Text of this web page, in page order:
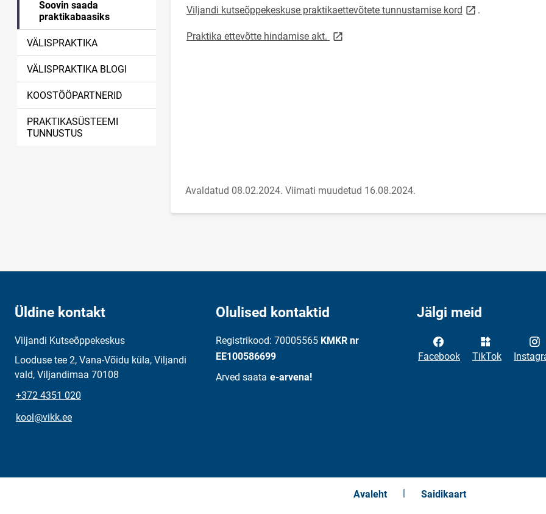
Soovin saada
praktikabaasiks
VÄLISPRAKTIKA
VÄLISPRAKTIKA BLOGI
KOOSTÖÖPARTNERID
PRAKTIKASÜSTEEMI
TUNNUSTUS
Viljandi kutseõppekeskuse praktikaettevõtete tunnustamise kord link opens on new
.
Praktika ettevõtte hindamise akt. link opens on new page
Avaldatud 08.02.2024. Viimati muudetud 16.08.2024.
Üldine kontakt
Viljandi Kutseõppekeskus
Looduse tee 2, Vana-Võidu küla, Viljandi
vald, Viljandimaa 70108
+372 4351 020
kool@vikk.ee
Olulised kontaktid
Registrikood: 70005565 KMKR nr
EE100586699
Arved saata e-arvena!
Jälgi meid
Facebook TikTok
Avaleht Saidikaart